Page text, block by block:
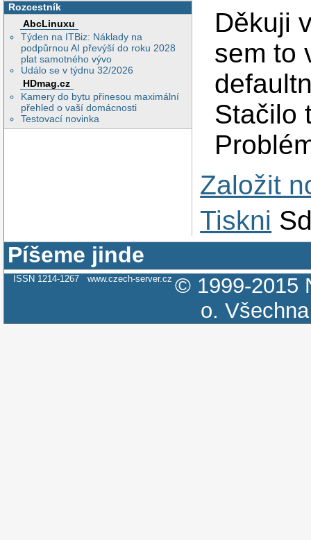
Rozcestník
AbcLinuxu
Týden na ITBiz: Náklady na
podpůrnou AI převýší do roku 2028
plat samotného vývo
Událo se v týdnu 32/2026
HDmag.cz
Kamery do bytu přinesou maximální
přehled o vaší domácnosti
Testovací novinka
Děkuji
sem to
Stačilo
Založit
Tiskni
Píšeme jinde
ISSN 1214-1267 www.czech-server.cz © 1999-2015
o.